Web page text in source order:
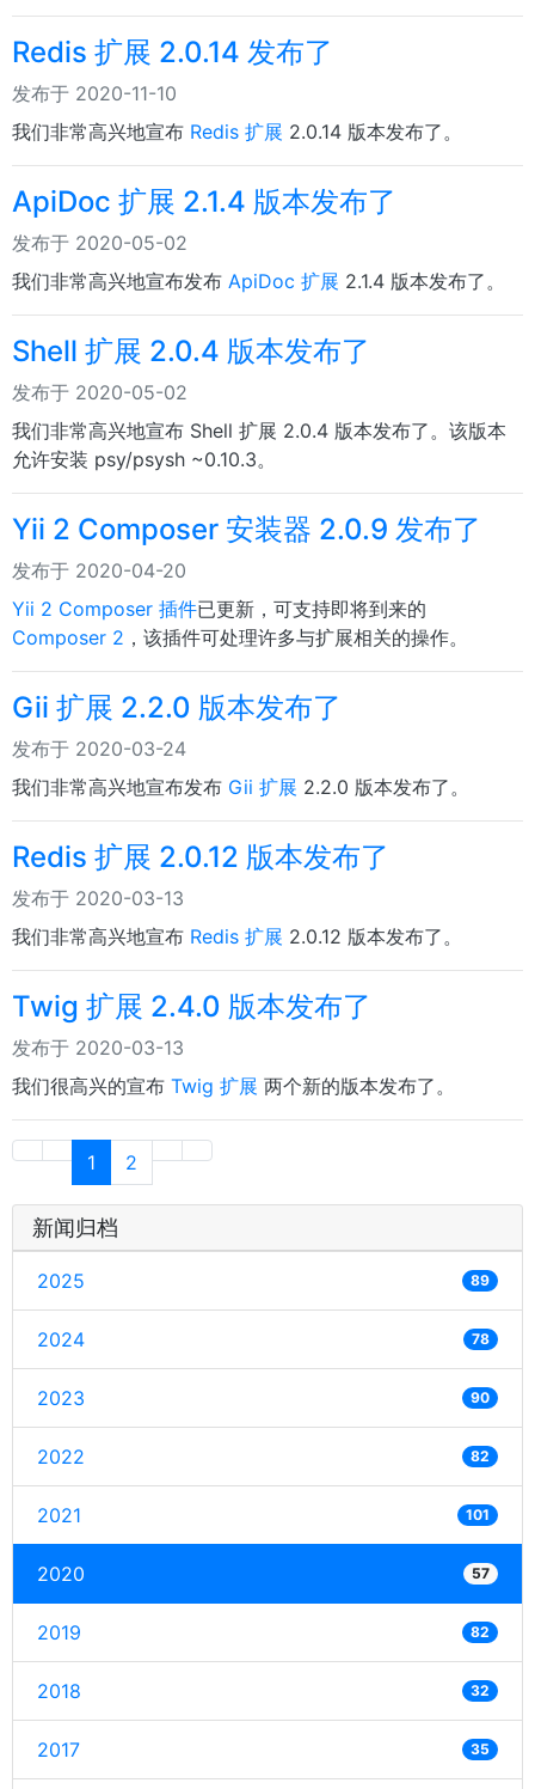
Redis 扩展 2.0.14 发布了
发布于 2020-11-10
我们非常高兴地宣布 Redis 扩展 2.0.14 版本发布了。
ApiDoc 扩展 2.1.4 版本发布了
发布于 2020-05-02
我们非常高兴地宣布发布 ApiDoc 扩展 2.1.4 版本发布了。
Shell 扩展 2.0.4 版本发布了
发布于 2020-05-02
我们非常高兴地宣布 Shell 扩展 2.0.4 版本发布了。该版本
允许安装 psy/psysh ~0.10.3。
Yii 2 Composer 安装器 2.0.9 发布了
发布于 2020-04-20
Yii 2 Composer 插件已更新，可支持即将到来的
Composer 2 ，该插件可处理许多与扩展相关的操作。
Gii 扩展 2.2.0 版本发布了
发布于 2020-03-24
我们非常高兴地宣布发布 Gii 扩展 2.2.0 版本发布了。
Redis 扩展 2.0.12 版本发布了
发布于 2020-03-13
我们非常高兴地宣布 Redis 扩展 2.0.12 版本发布了。
Twig 扩展 2.4.0 版本发布了
发布于 2020-03-13
我们很高兴的宣布 Twig 扩展 两个新的版本发布了。
1 2
新闻归档
2025 89
2024 78
2023 90
2022 82
2021 101
2020 57
2019 82
2018 32
2017 35